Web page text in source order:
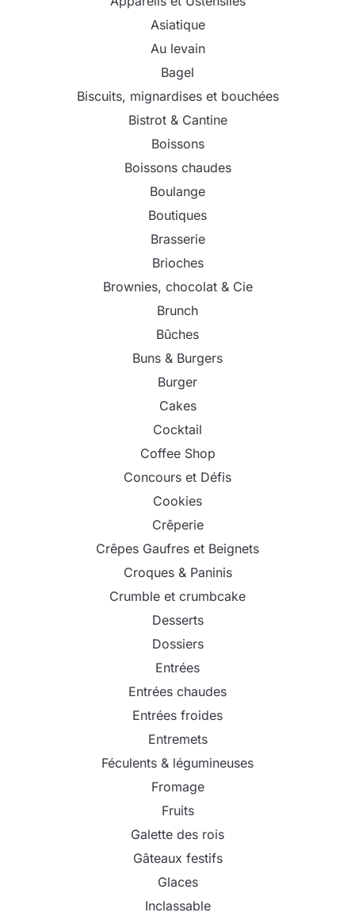
Asiatique
Au levain
Bagel
Biscuits, mignardises et bouchées
Bistrot & Cantine
Boissons
Boissons chaudes
Boulange
Boutiques
Brasserie
Brioches
Brownies, chocolat & Cie
Brunch
Bûches
Buns & Burgers
Burger
Cakes
Cocktail
Coffee Shop
Concours et Défis
Cookies
Crêperie
Crêpes Gaufres et Beignets
Croques & Paninis
Crumble et crumbcake
Desserts
Dossiers
Entrées
Entrées chaudes
Entrées froides
Entremets
Féculents & légumineuses
Fromage
Fruits
Galette des rois
Gâteaux festifs
Glaces
Inclassable